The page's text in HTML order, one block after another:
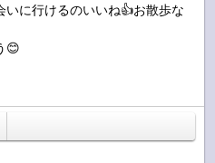
に行けるのいいね👍お散歩な
😊